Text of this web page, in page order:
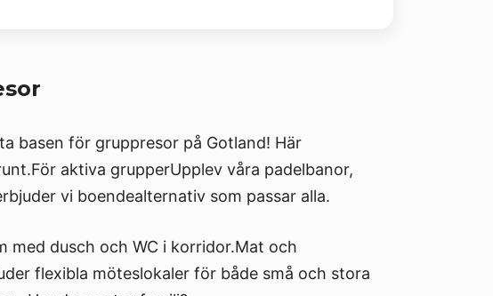
basen för gruppresor på Gotland! Här
aktiva grupperUpplev våra padelbanor,
vi boendealternativ som passar alla.
med dusch och WC i korridor.Mat och
flexibla möteslokaler för både små och stora